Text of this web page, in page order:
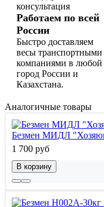
Работаем по всей
России
Быстро доставляем
весы транспортными
компаниями в любой
город России и
Казахстана.
Аналогичные товары
Безмен МИДЛ
1 700 руб
В корзину